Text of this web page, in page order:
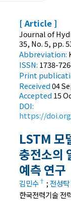
[ Article ]
Journal of
35, No. 5, pp.
Abbreviation:
ISSN: 1738-
Print
Received04
Accepted 15
DOI:
https://doi.org/
LSTM 모
충전소의
예측 연구
김민수† ; 전성탁
한국전력기술 전